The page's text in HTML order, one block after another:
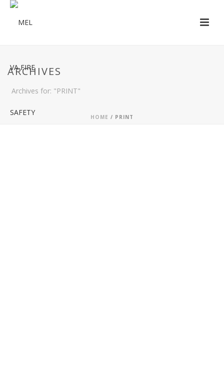
ARCHIVES
Archives for: "PRINT"
HOME / PRINT